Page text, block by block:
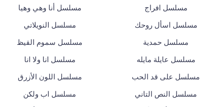
مسلسل افراج مسلسل أنا وهي وهيا
مسلسل اسأل روحك مسلسل النويلاتي
مسلسل حمدية مسلسل سموم القيظ
مسلسل عايلة مايله مسلسل انا ولا انا
مسلسل على قد الحب مسلسل اللون الأزرق
مسلسل النص التاني مسلسل اب ولكن